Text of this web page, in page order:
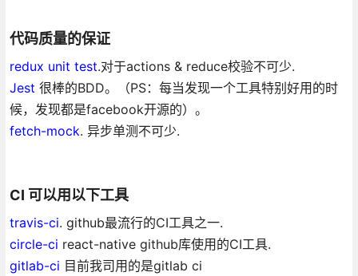
代码质量的保证
redux unit test.对于actions & reduce校验不可少.
Jest 很棒的BDD。（PS：每当发现一个工具特别好用的时
候，发现都是facebook开源的）。
fetch-mock. 异步单测不可少.
CI 可以用以下工具
travis-ci. github最流行的CI工具之一.
circle-ci react-native github库使用的CI工具.
gitlab-ci 目前我司用的是gitlab ci